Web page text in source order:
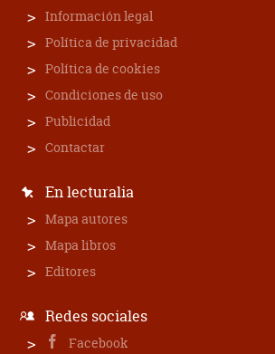
Información legal
Política de privacidad
Política de cookies
Condiciones de uso
Publicidad
Contactar
En lecturalia
Mapa autores
Mapa libros
Editores
Redes sociales
Facebook